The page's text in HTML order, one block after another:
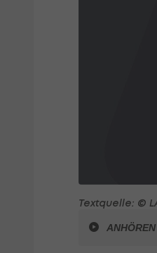
Textquelle: ©
ANHÖREN